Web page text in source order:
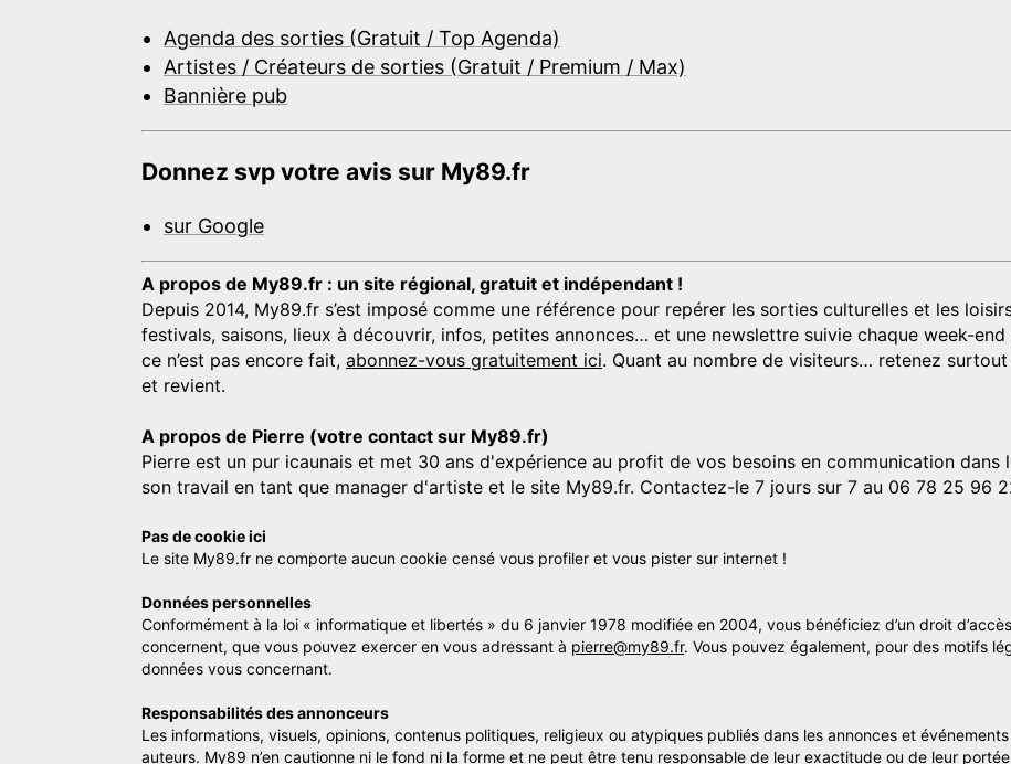
Agenda des sorties (Gratuit / Top Agenda)
Artistes / Créateurs de sorties (Gratuit / Premium / Max)
Bannière pub
Donnez svp votre avis sur My89.fr
sur Google
A propos de My89.fr : un site régional, gratuit et indépendant !
Depuis 2014, My89.fr s’est imposé comme une référence pour repérer les sorties culturelles et les
festivals, saisons, lieux à découvrir, infos, petites annonces… et une newslettre suivie chaque week-end
ce n’est pas encore fait, abonnez-vous gratuitement ici. Quant au nombre de visiteurs… retenez
et revient.
A propos de Pierre (votre contact sur My89.fr)
Pierre est un pur icaunais et met 30 ans d'expérience au profit de vos besoins en communication
son travail en tant que manager d'artiste et le site My89.fr. Contactez-le 7 jours sur 7 au 06 78 25 96
Pas de cookie ici
Le site My89.fr ne comporte aucun cookie censé vous profiler et vous pister sur internet !
Données personnelles
Conformément à la loi « informatique et libertés » du 6 janvier 1978 modifiée en 2004, vous bénéficiez d’un droit
concernent, que vous pouvez exercer en vous adressant à pierre@my89.fr. Vous pouvez également, pour des motifs
données vous concernant.
Responsabilités des annonceurs
Les informations, visuels, opinions, contenus politiques, religieux ou atypiques publiés dans les annonces et
auteurs. My89 n’en cautionne ni le fond ni la forme et ne peut être tenu responsable de leur exactitude ou de leur